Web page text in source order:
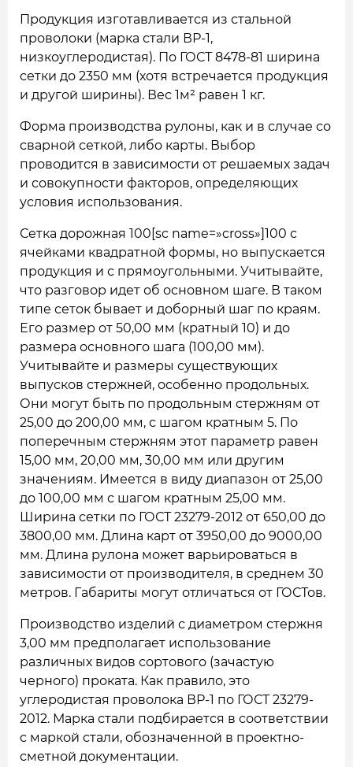
Продукция изготавливается из стальной
проволоки (марка стали ВР-1,
низкоуглеродистая). По ГОСТ 8478-81 ширина
сетки до 2350 мм (хотя встречается продукция
и другой ширины). Вес 1м² равен 1 кг.
Форма производства рулоны, как и в случае со
сварной сеткой, либо карты. Выбор
проводится в зависимости от решаемых задач
и совокупности факторов, определяющих
условия использования.
Сетка дорожная 100[sc name=»cross»]100 с
ячейками квадратной формы, но выпускается
продукция и с прямоугольными. Учитывайте,
что разговор идет об основном шаге. В таком
типе сеток бывает и доборный шаг по краям.
Его размер от 50,00 мм (кратный 10) и до
размера основного шага (100,00 мм).
Учитывайте и размеры существующих
выпусков стержней, особенно продольных.
Они могут быть по продольным стержням от
25,00 до 200,00 мм, с шагом кратным 5. По
поперечным стержням этот параметр равен
15,00 мм, 20,00 мм, 30,00 мм или другим
значениям. Имеется в виду диапазон от 25,00
до 100,00 мм с шагом кратным 25,00 мм.
Ширина сетки по ГОСТ 23279-2012 от 650,00 до
3800,00 мм. Длина карт от 3950,00 до 9000,00
мм. Длина рулона может варьироваться в
зависимости от производителя, в среднем 30
метров. Габариты могут отличаться от ГОСТов.
Производство изделий с диаметром стержня
3,00 мм предполагает использование
различных видов сортового (зачастую
черного) проката. Как правило, это
углеродистая проволока ВР-1 по ГОСТ 23279-
2012. Марка стали подбирается в соответствии
с маркой стали, обозначенной в проектно-
сметной документации.